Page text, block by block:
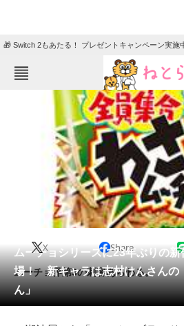
🎁 Switch 2もあたる！ プレゼントキャンペーン実施
ねとらぼメニュー
ニュ
クイズ
地域
教育
リサ
会員記事
メディア
注目記事を集めた総合ページ
ムーチョシリーズに23年ぶりの
場！ 新キャラは志村けんさんの
ん」
X Share
ムーチョ界第3の刺客あらわる。